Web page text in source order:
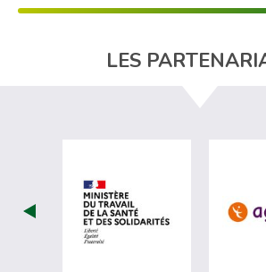
LES
visiter les site